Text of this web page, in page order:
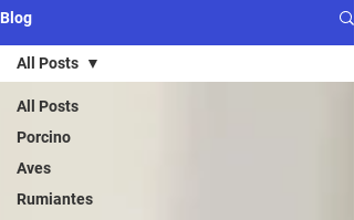
Blog
All Posts
Porcino
Aves
Rumiantes
All Posts